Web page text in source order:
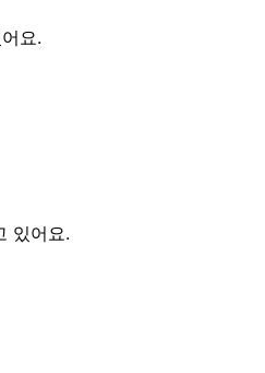
요.
있어요.